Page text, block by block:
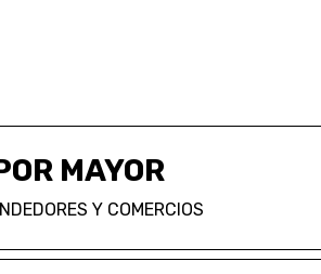
MAYOR
Y COMERCIOS